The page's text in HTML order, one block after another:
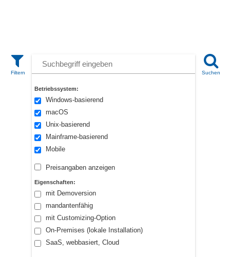
Betriebssystem:
Windows-basierend
macOS
Unix-basierend
Mainframe-basierend
Mobile
Preisangaben anzeigen
Eigenschaften:
mit Demoversion
mandantenfähig
mit Customizing-Option
On-Premises (lokale Installation)
SaaS, webbasiert, Cloud